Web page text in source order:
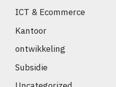
ICT & Ecommerce
Kantoor
ontwikkeling
Subsidie